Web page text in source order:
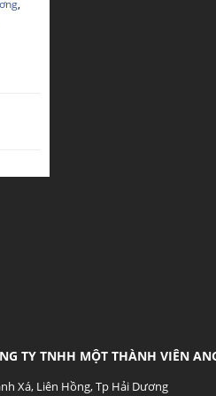
,
TY TNHH MỘT THÀNH VIÊN
Xá, Liên Hồng, Tp Hải Dương